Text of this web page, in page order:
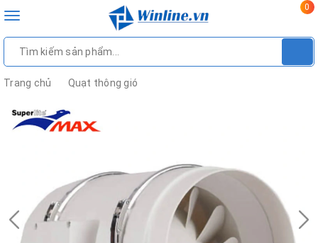
Toggle
0
Trang chủ Quạt thông gió